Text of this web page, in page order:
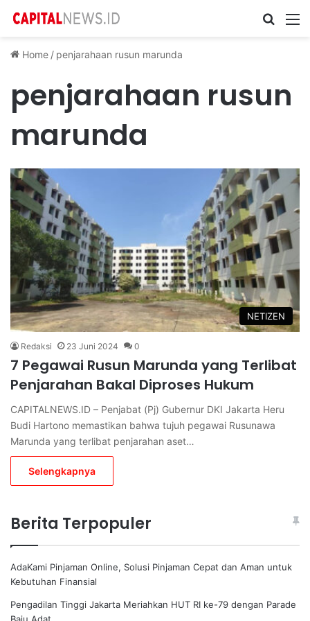
Cari ...
Home / penjarahaan rusun marunda
penjarahaan rusun
marunda
NETIZEN
Redaksi 23 Juni 2024 0
7 Pegawai Rusun Marunda yang Terlibat
Penjarahan Bakal Diproses Hukum
CAPITALNEWS.ID – Penjabat (Pj) Gubernur DKI Jakarta Heru
Budi Hartono memastikan bahwa tujuh pegawai Rusunawa
Marunda yang terlibat penjarahan aset…
Selengkapnya
Berita Terpopuler
AdaKami Pinjaman Online, Solusi Pinjaman Cepat dan Aman untuk
Kebutuhan Finansial
Pengadilan Tinggi Jakarta Meriahkan HUT RI ke-79 dengan Parade